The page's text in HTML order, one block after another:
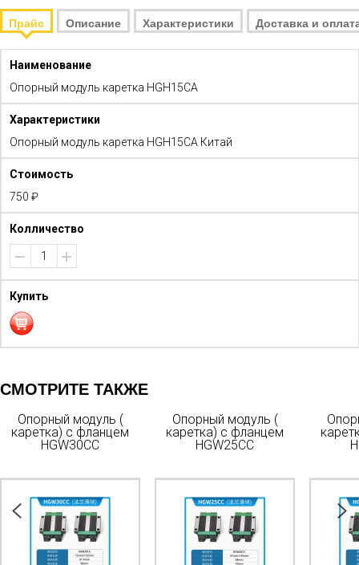
Прайс Описание Характеристики Доставка и
Опорный модуль каретка HGH15CA
Опорный модуль каретка HGH15CA Китай
750 ₽
СМОТРИТЕ ТАКЖЕ
Опорный модуль (
каретка) с фланцем
HGW30CC
Опорный модуль (
каретка) с фланцем
HGW25CC